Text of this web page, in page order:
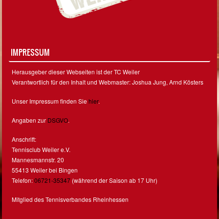
IMPRESSUM
Herausgeber dieser Webseiten ist der TC Weiler
Verantwortlich für den Inhalt und Webmaster: Joshua Jung, Arnd Kösters
Unser Impressum finden Siehier.
Angaben zur DSGVO.
Anschrift:
Tennisclub Weiler e.V.
Mannesmannstr. 20
55413 Weiler bei Bingen
Telefon:06721-35347 (während der Saison ab 17 Uhr)
Mitglied des Tennisverbandes Rheinhessen